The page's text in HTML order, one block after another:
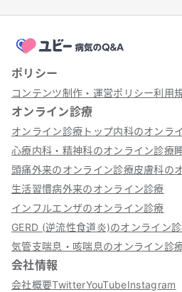
ポリシー
コンテンツ制作・運営ポリシー利用
オンライン診療
オンライン診療トップ内科のオンラ
心療内科・精神科のオンライン診療
頭痛外来のオンライン診療皮膚科の
生活習慣病外来のオンライン診療
インフルエンザのオンライン診療
GERD (逆流性食道炎)のオンライン
気管支喘息・咳喘息のオンライン診
会社情報
会社概要TwitterYouTubeInstagram